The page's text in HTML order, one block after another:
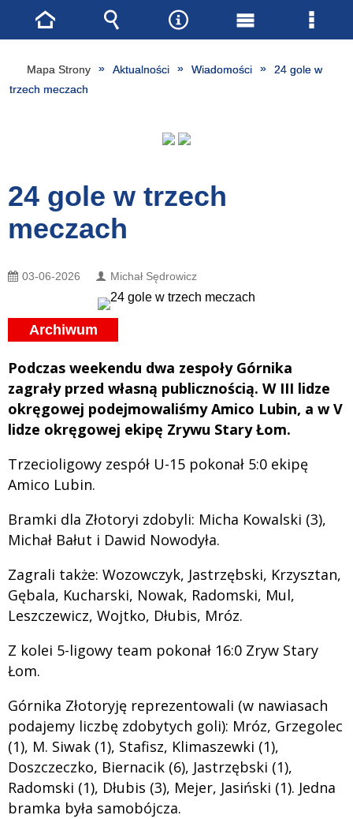
Mapa Strony Aktualności Wiadomości
24 gole w
trzech meczach
24 gole w trzech
meczach
03-06-2026 Michał Sędrowicz
Archiwum
Podczas weekendu dwa zespoły Górnika
zagrały przed własną publicznością. W III lidze
okręgowej podejmowaliśmy Amico Lubin, a w V
lidze okręgowej ekipę Zrywu Stary Łom.
Trzecioligowy zespół U-15 pokonał 5:0 ekipę
Amico Lubin.
Bramki dla Złotoryi zdobyli: Micha Kowalski (3),
Michał Bałut i Dawid Nowodyła.
Zagrali także: Wozowczyk, Jastrzębski, Krzysztan,
Gębala, Kucharski, Nowak, Radomski, Mul,
Leszczewicz, Wojtko, Dłubis, Mróz.
Z kolei 5-ligowy team pokonał 16:0 Zryw Stary
Łom.
Górnika Złotoryję reprezentowali (w nawiasach
podajemy liczbę zdobytych goli): Mróz, Grzegolec
(1), M. Siwak (1), Stafisz, Klimaszewki (1),
Doszczeczko, Biernacik (6), Jastrzębski (1),
Radomski (1), Dłubis (3), Mejer, Jasiński (1). Jedna
bramka była samobójcza.
Strona
główna
Wyszukiwarka
NarzędziaMenu
główne
Menu